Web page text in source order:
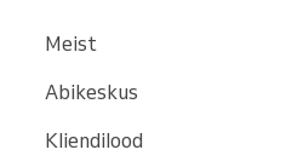
Meist
Abikeskus
Kliendilood